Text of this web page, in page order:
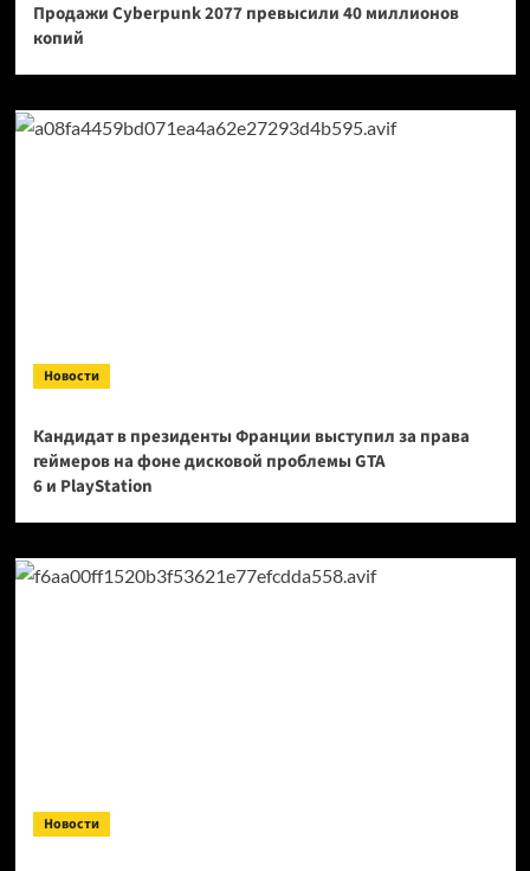
Продажи Cyberpunk 2077 превысили 40 миллионов
копий
Новости
Кандидат в президенты Франции выступил за права
геймеров на фоне дисковой проблемы GTA
6 и PlayStation
Новости